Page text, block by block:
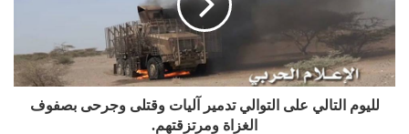
لليوم التالي على التوالي تدمير آليات وقتلى وجرحى بصفوف
الغزاة ومرتزقتهم.